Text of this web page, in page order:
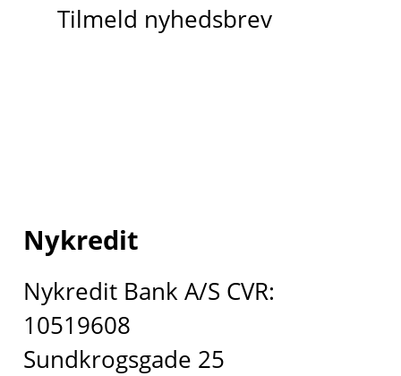
Tilmeld nyhedsbrev
Nykredit
Nykredit Bank A/S CVR:
10519608
Sundkrogsgade 25